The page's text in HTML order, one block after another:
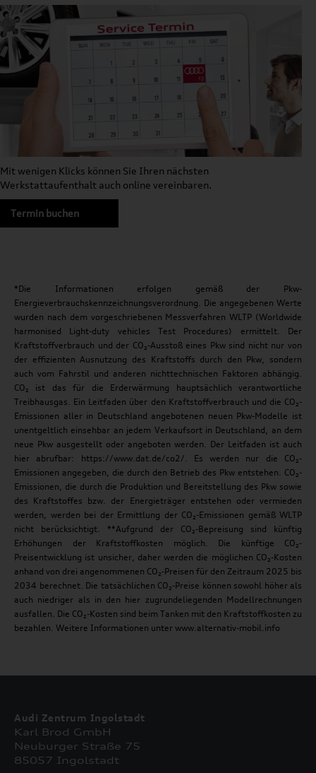
Mit wenigen Klicks können Sie Ihren nächsten
Werkstattaufenthalt auch online vereinbaren.
Termin buchen
*Die Informationen erfolgen gemäß der Pkw-
Energieverbrauchskennzeichnungsverordnung. Die angegebenen Werte
wurden nach dem vorgeschriebenen Messverfahren WLTP (Worldwide
harmonised Light-duty vehicles Test Procedures) ermittelt. Der
Kraftstoffverbrauch und der CO₂-Ausstoß eines Pkw sind nicht nur von
der effizienten Ausnutzung des Kraftstoffs durch den Pkw, sondern
auch vom Fahrstil und anderen nichttechnischen Faktoren abhängig.
CO₂ ist das für die Erderwärmung hauptsächlich verantwortliche
Treibhausgas. Ein Leitfaden über den Kraftstoffverbrauch und die CO₂-
Emissionen aller in Deutschland angebotenen neuen Pkw-Modelle ist
unentgeltlich einsehbar an jedem Verkaufsort in Deutschland, an dem
neue Pkw ausgestellt oder angeboten werden. Der Leitfaden ist auch
hier abrufbar: https://www.dat.de/co2/. Es werden nur die CO₂-
Emissionen angegeben, die durch den Betrieb des Pkw entstehen. CO₂-
Emissionen, die durch die Produktion und Bereitstellung des Pkw sowie
des Kraftstoffes bzw. der Energieträger entstehen oder vermieden
werden, werden bei der Ermittlung der CO₂-Emissionen gemäß WLTP
nicht berücksichtigt. **Aufgrund der CO₂-Bepreisung sind künftig
Erhöhungen der Kraftstoffkosten möglich. Die künftige CO₂-
Preisentwicklung ist unsicher, daher werden die möglichen CO₂-Kosten
anhand von drei angenommenen CO₂-Preisen für den Zeitraum 2025 bis
2034 berechnet. Die tatsächlichen CO₂-Preise können sowohl höher als
auch niedriger als in den hier zugrundeliegenden Modellrechnungen
ausfallen. Die CO₂-Kosten sind beim Tanken mit den Kraftstoffkosten zu
bezahlen. Weitere Informationen unter www.alternativ-mobil.info
Audi Zentrum Ingolstadt
Karl Brod GmbH
Neuburger Straße 75
85057 Ingolstadt